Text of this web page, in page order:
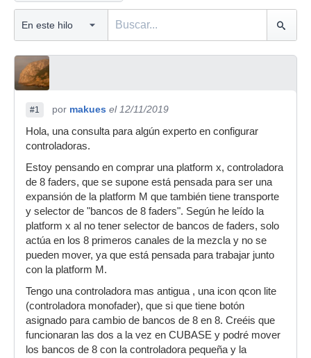
#1 por makues el 12/11/2019
Hola, una consulta para algún experto en configurar
controladoras.
Estoy pensando en comprar una platform x, controladora
de 8 faders, que se supone está pensada para ser una
expansión de la platform M que también tiene transporte
y selector de "bancos de 8 faders". Según he leído la
platform x al no tener selector de bancos de faders, solo
actúa en los 8 primeros canales de la mezcla y no se
pueden mover, ya que está pensada para trabajar junto
con la platform M.
Tengo una controladora mas antigua , una icon qcon lite
(controladora monofader), que si que tiene botón
asignado para cambio de bancos de 8 en 8. Creéis que
funcionaran las dos a la vez en CUBASE y podré mover
los bancos de 8 con la controladora pequeña y la